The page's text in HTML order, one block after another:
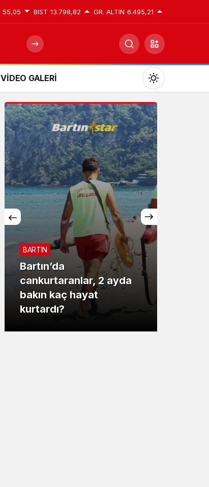
55,05 BIST 13.798,82 GR. ALTIN 6.495,21
VİDEO GALERİ
Mod
değiştir
Gündüz Modu
Gündüz modunu seçin.
Gece Modu
Gece modunu seçin.
Sistem Modu
Sistem modunu seçin.
BARTIN
Bartın’da
cankurtaranlar, 2 ayda
bakın kaç hayat
kurtardı?